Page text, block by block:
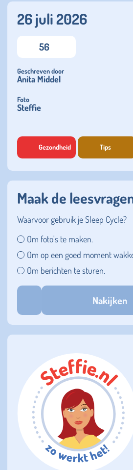
26 juli 2026
56
Geschreven door
Anita Middel
Foto
Steffie
Gezondheid Tips
Maak de
Waarvoor gebruik je Sleep Cycle?
Om foto's te maken.
Om op een goed moment
Om berichten te sturen.
Nakijken